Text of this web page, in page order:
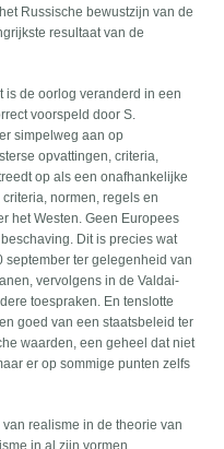
Russische bewustzijn van de
resultaat van de
is de oorlog veranderd in een
voorspeld door S.
simpelweg aan op
opvattingen, criteria,
op als een onafhankelijke
normen, regels en
het Westen. Geen Europees
Dit is precies wat
september ter gelegenheid van
vervolgens in de Valdai-
toespraken. En tenslotte
goed van een staatsbeleid ter
waarden, een geheel dat niet
er op sommige punten zelfs
realisme in de theorie van
in al zijn vormen